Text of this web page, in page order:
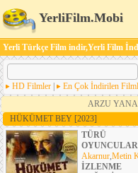
YerliFilm.Mobi
Yerli Türkçe Film indir,Yerli Film
HD Filmler En Çok İndirilen
ARZU
HÜKÜMET BEY [2023]
TÜRÜ
OYUNCULAR
Akarnur,Metin
İZLENME